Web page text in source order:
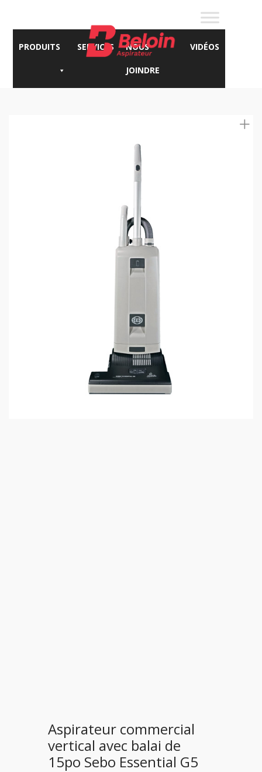
PRODUITS SERVICES NOUS
JOINDRE
VIDÉOS
Aspirateur commercial
vertical avec balai de
15po Sebo Essential G5